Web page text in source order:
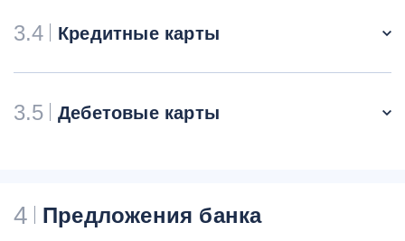
3.4 Кредитные карты
3.5 Дебетовые карты
4 Предложения банка